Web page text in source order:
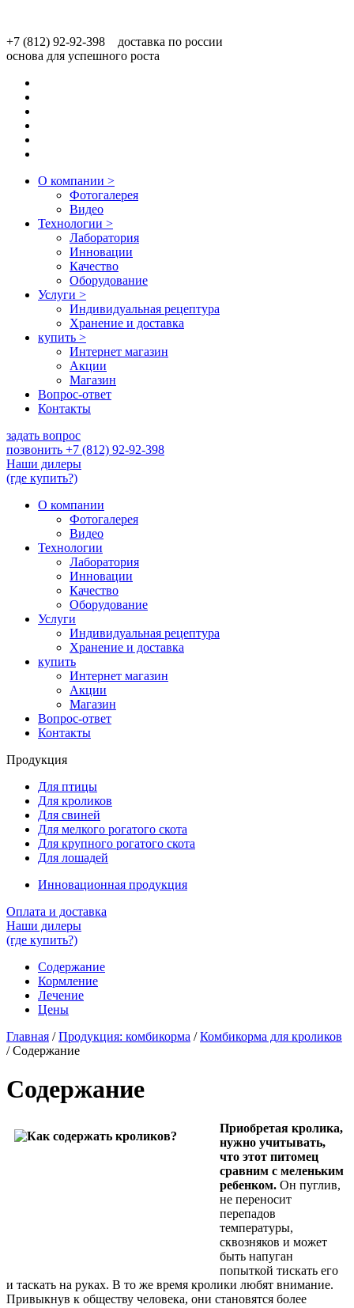
+7 (812) 92-92-398 доставка по россии
основа для успешного роста
О компании >
Фотогалерея
Видео
Технологии >
Лаборатория
Инновации
Качество
Оборудование
Услуги >
Индивидуальная рецептура
Хранение и доставка
купить >
Интернет магазин
Акции
Магазин
Вопрос-ответ
Контакты
задать вопрос
позвонить +7 (812) 92-92-398
Наши дилеры
(где купить?)
О компании
Фотогалерея
Видео
Технологии
Лаборатория
Инновации
Качество
Оборудование
Услуги
Индивидуальная рецептура
Хранение и доставка
купить
Интернет магазин
Акции
Магазин
Вопрос-ответ
Контакты
Продукция
Для птицы
Для кроликов
Для свиней
Для мелкого рогатого скота
Для крупного рогатого скота
Для лошадей
Инновационная продукция
Оплата и доставка
Наши дилеры
(где купить?)
Содержание
Кормление
Лечение
Цены
Главная /Продукция: комбикорма /Комбикорма для кроликов
/Содержание
Содержание
Приобретая кролика,
нужно учитывать,
что этот питомец
сравним с меленьким
ребенком. Он пуглив,
не переносит
перепадов
температуры,
сквозняков и может
быть напуган
попыткой тискать его
и таскать на руках. В то же время кролики любят внимание.
Привыкнув к обществу человека, они становятся более